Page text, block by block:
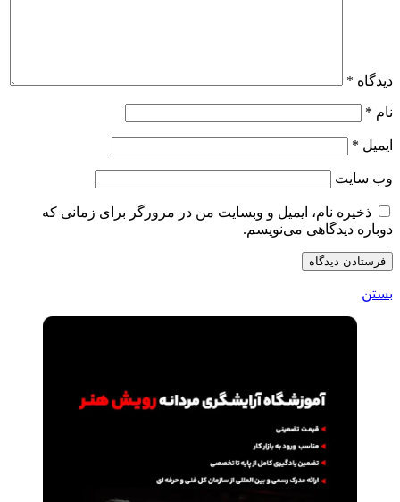
دیدگاه *
نام *
ایمیل *
وب‌ سایت
ذخیره نام، ایمیل و وبسایت من در مرورگر برای زمانی که
دوباره دیدگاهی می‌نویسم.
بستن